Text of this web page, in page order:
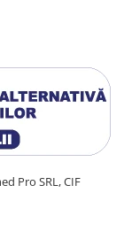
Pro SRL, CIF